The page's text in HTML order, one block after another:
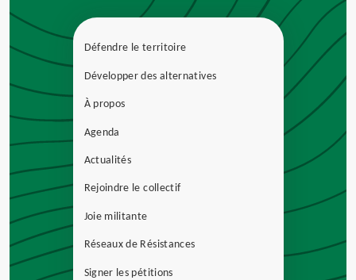
Défendre le territoire
Développer des alternatives
À propos
Agenda
Actualités
Rejoindre le collectif
Joie militante
Réseaux de Résistances
Signer les pétitions